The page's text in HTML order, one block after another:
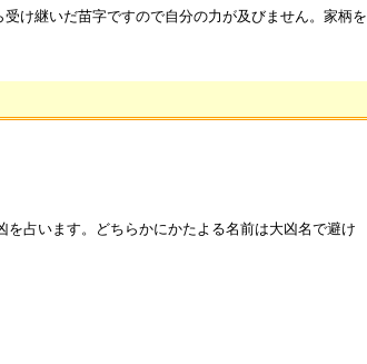
け継いだ苗字ですので自分の力が及びません。家柄を
占います。どちらかにかたよる名前は大凶名で避け